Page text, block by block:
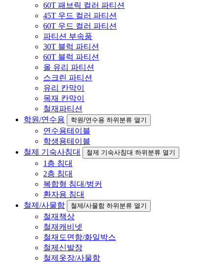
60T 패브릭 컬러 파티션
45T 우드 컬러 파티션
60T 우드 컬러 파티션
파티션 부속품
30T 블럭 파티션
60T 블럭 파티션
올 유리 파티션
스크린 파티션
유리 칸막이
목재 칸막이
철재파티션
학원/연수용
학원/연수용 하위분류 열기
연수용테이블
학생용테이블
철제 기숙사침대
철제 기숙사침대 하위분류 열기
1층 침대
2층 침대
복합형 침대/벙커
환자용 침대
철제/사물함
철제/사물함 하위분류 열기
철재책상
철재캐비넷
철재도면함/화일박스
철제신발장
철제옷장/사물함